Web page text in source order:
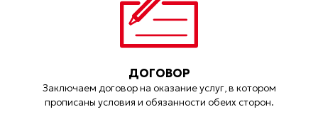
ДОГОВОР
Заключаем договор на оказание услуг, в котором
прописаны условия и обязанности обеих сторон.